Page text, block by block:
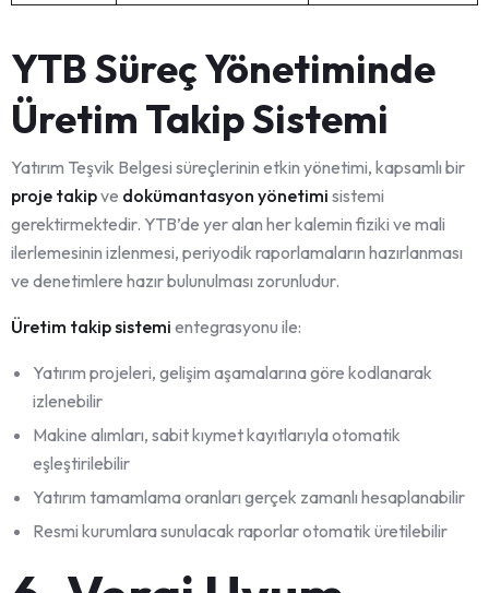
YTB Süreç Yönetiminde
Üretim Takip Sistemi
Yatırım Teşvik Belgesi süreçlerinin etkin yönetimi, kapsamlı bir
proje takipve dokümantasyon yönetimi sistemi
gerektirmektedir. YTB’de yer alan her kalemin fiziki ve mali
ilerlemesinin izlenmesi, periyodik raporlamaların hazırlanması
ve denetimlere hazır bulunulması zorunludur.
Üretim takip sistemi entegrasyonu ile:
Yatırım projeleri, gelişim aşamalarına göre kodlanarak
izlenebilir
Makine alımları, sabit kıymet kayıtlarıyla otomatik
eşleştirilebilir
Yatırım tamamlama oranları gerçek zamanlı hesaplanabilir
Resmi kurumlara sunulacak raporlar otomatik üretilebilir